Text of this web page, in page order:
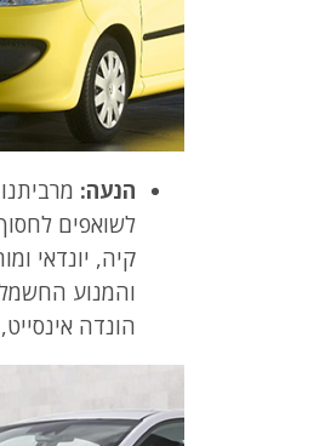
הנעה:
לשואפים
קיה, יונדאי
והמנוע
הונדה